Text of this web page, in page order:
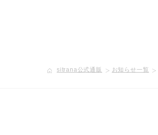
sitrana公式通販 お知らせ一覧